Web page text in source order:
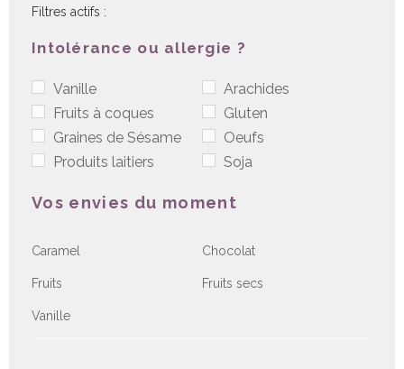
Filtres actifs :
Intolérance ou allergie ?
Vanille
Arachides
Fruits à coques
Gluten
Graines de Sésame
Oeufs
Produits laitiers
Soja
Vos envies du moment
Caramel Chocolat
Fruits Fruits secs
Vanille